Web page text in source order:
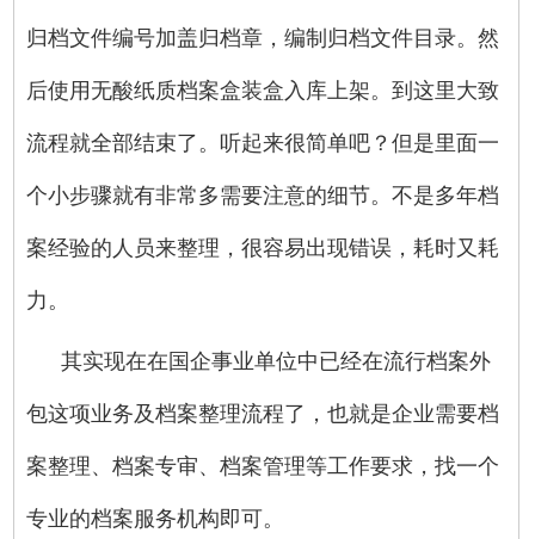
归档文件编号加盖归档章，编制归档文件目录。然
后使用无酸纸质档案盒装盒入库上架。到这里大致
流程就全部结束了。听起来很简单吧？但是里面一
个小步骤就有非常多需要注意的细节。不是多年档
案经验的人员来整理，很容易出现错误，耗时又耗
力。
其实现在在国企事业单位中已经在流行档案外
包这项业务及档案整理流程了，也就是企业需要档
案整理、档案专审、档案管理等工作要求，找一个
专业的档案服务机构即可。